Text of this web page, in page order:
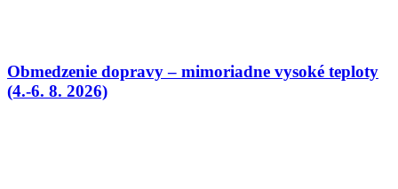
Obmedzenie dopravy – mimoriadne vysoké teploty
(4.-6. 8. 2026)